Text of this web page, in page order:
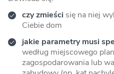
czy zmieści się na niej
Ciebie dom
jakie parametry musi
według miejscowego
zagospodarowania lub